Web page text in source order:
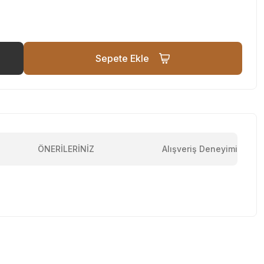
Sepete Ekle
ÖNERİLERİNİZ Alışveriş Deneyimi